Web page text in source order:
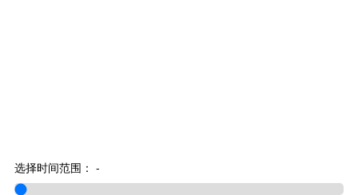
选择时间范围： -